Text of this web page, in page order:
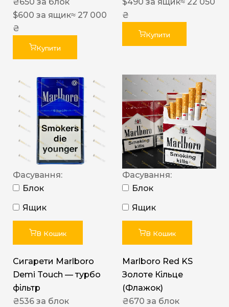
₴650 за блок
$600 за ящик≈ 27 000
₴
Купити
$490 за ящик≈ 22 050
₴
Купити
Фасування:
Блок
Ящик
В Кошик
Сигарети Marlboro
Demi Touch — турбо
фільтр
₴536 за блок
Фасування:
Блок
Ящик
В Кошик
Marlboro Red KS
Золоте Кільце
(Флажок)
₴670 за блок